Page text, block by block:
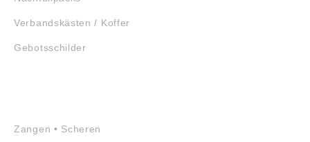
Verbandskästen / Koffer
Gebotsschilder
Zangen • Scheren